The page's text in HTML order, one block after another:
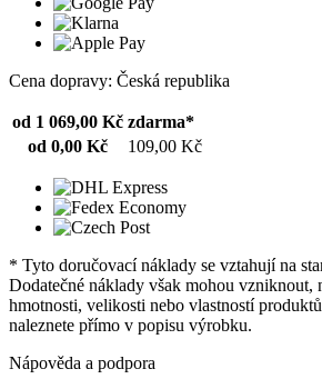
Cena dopravy: Česká republika
od 1 069,00 Kč zdarma*
od 0,00 Kč
109,00 Kč
* Tyto doručovací náklady se vztahují na
Dodatečné náklady však mohou vzniknout,
hmotnosti, velikosti nebo vlastností
naleznete přímo v popisu výrobku.
Nápověda a podpora